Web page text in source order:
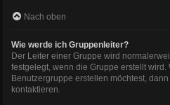
Nach oben
Wie werde ich Gruppenleiter?
Der Leiter einer Gruppe wird
festgelegt, wenn die Gruppe erstellt wird.
Benutzergruppe erstellen möchtest,
kontaktieren.